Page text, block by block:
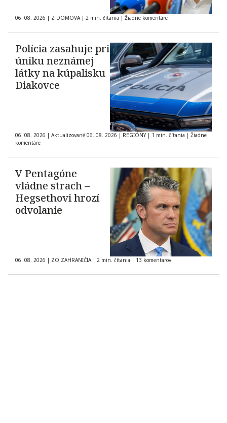
06. 08. 2026 | Z DOMOVA | 2 min. čítania | Žiadne komentáre
Polícia zasahuje pri
úniku neznámej
látky na kúpalisku
Diakovce
06. 08. 2026 | Aktualizované 06. 08. 2026 | REGIÓNY | 1 min. čítania | Žiadne
komentáre
V Pentagóne
vládne strach –
Hegsethovi hrozí
odvolanie
06. 08. 2026 | ZO ZAHRANIČIA | 2 min. čítania | 13 komentárov